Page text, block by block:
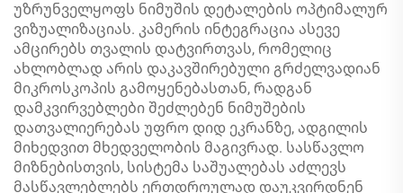
უზრუნველყოფს ნიმუშის დეტალების ოპტიმალურ
ვიზუალიზაციას. კამერის ინტეგრაცია ასევე
ამცირებს თვალის დატვირთვას, რომელიც
ახლობლად არის დაკავშირებული გრძელვადიან
მიკროსკოპის გამოყენებასთან, რადგან
დამკვირვებლები შეძლებენ ნიმუშების
დათვალიერებას უფრო დიდ ეკრანზე, ადგილის
მიხედვით მხედველობის მაგივრად. სასწავლო
მიზნებისთვის, სისტემა საშუალებას აძლევს
მასწავლებლებს ერთდროულად დაუკვირდნენ